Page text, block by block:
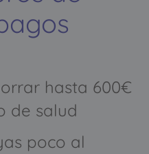
hasta 600€
de salud
poco al